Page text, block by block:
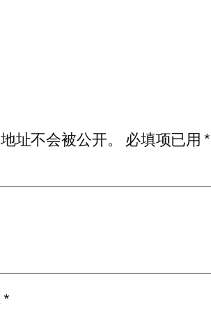
址不会被公开。
必填项已用*
*